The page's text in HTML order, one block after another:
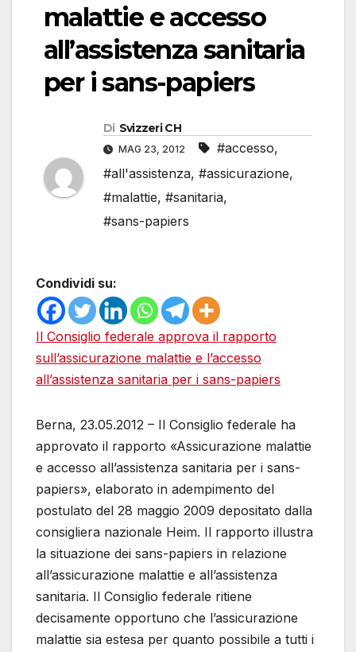
malattie e accesso
all’assistenza sanitaria
per i sans-papiers
Di Svizzeri CH
MAG 23, 2012 #accesso,
#all'assistenza, #assicurazione,
#malattie, #sanitaria,
#sans-papiers
Condividi su:
Il Consiglio federale approva il rapporto
sull’assicurazione malattie e l’accesso
all’assistenza sanitaria per i sans-papiers
Berna, 23.05.2012 – Il Consiglio federale ha
approvato il rapporto «Assicurazione malattie
e accesso all’assistenza sanitaria per i sans-
papiers», elaborato in adempimento del
postulato del 28 maggio 2009 depositato dalla
consigliera nazionale Heim. Il rapporto illustra
la situazione dei sans-papiers in relazione
all’assicurazione malattie e all’assistenza
sanitaria. Il Consiglio federale ritiene
decisamente opportuno che l’assicurazione
malattie sia estesa per quanto possibile a tutti i